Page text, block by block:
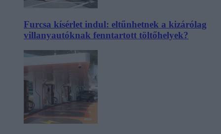
Furcsa kísérlet indul: eltűnhetnek a kizárólag
villanyautóknak fenntartott töltőhelyek?